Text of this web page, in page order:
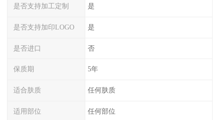
是否支持加工定制 是
是否支持加印LOGO 是
是否进口 否
保质期 5年
适合肤质 任何肤质
适用部位 任何部位